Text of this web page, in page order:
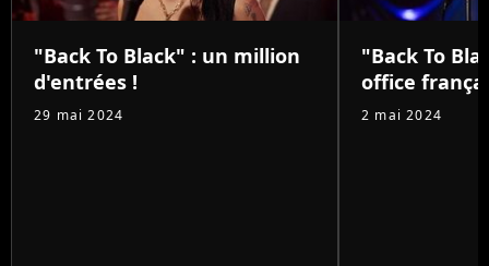
"Back To Black" : un million
d'entrées !
29 mai 2024
"Back To
office
2 mai 2024